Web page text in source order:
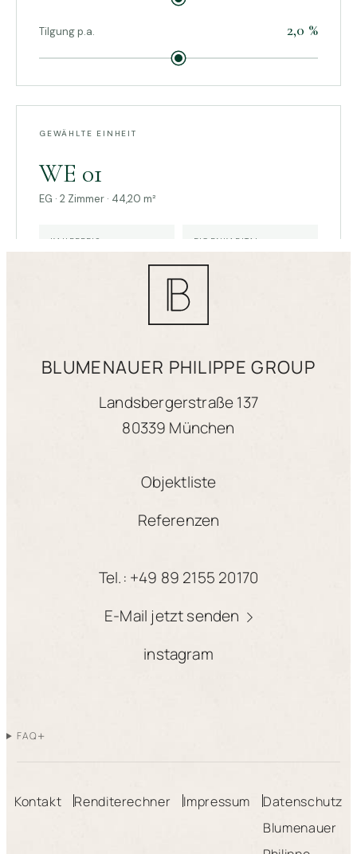
Objektliste
Referenzen
BLUMENAUER PHILIPPE GROUP
Landsbergerstraße 137
80339 München
Tel.: +49 89 2155 20170
E-Mail jetzt senden
instagram
FAQ+
Kontakt Renditerechner Impressum
Datenschutz
Blumenauer